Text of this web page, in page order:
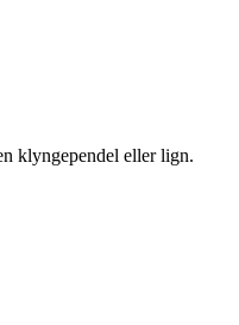
klyngependel eller lign.